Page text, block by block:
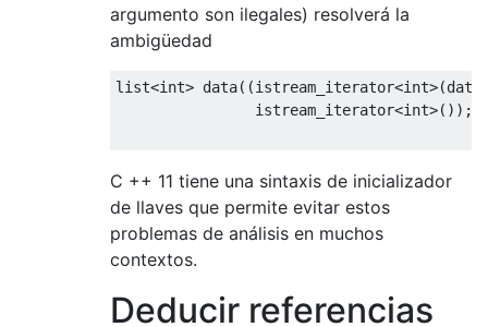
argumento son ilegales) resolverá la
ambigüedad
list<int> data((istream_iterator<int>(
                istream_iterator
<int>());
C ++ 11 tiene una sintaxis de inicializador
de llaves que permite evitar estos
problemas de análisis en muchos
contextos.
Deducir referencias